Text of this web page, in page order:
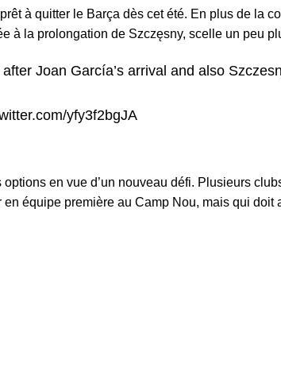
à quitter le Barça dès cet été. En plus de la
la prolongation de Szczęsny, scelle un peu
Joan García’s arrival and also
yfy3f2bgJA
en vue d’un nouveau défi. Plusieurs
équipe première au Camp Nou, mais qui